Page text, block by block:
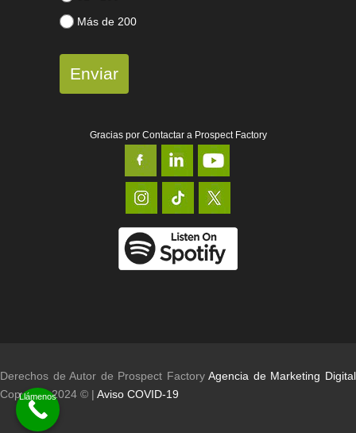
Más de 200
Enviar
Gracias por Contactar a Prospect Factory
Derechos de Autor de Prospect FactoryAgencia de Marketing Digital
Copyright 2024 © | Aviso COVID-19